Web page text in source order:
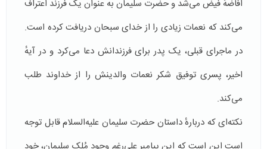
افاضهٔ فیض می‌شد و حضرت سلیمان به عنوان یک فرزند اعتراف
می‌کند که نعمات زیادی را از خدای سبحان دریافت کرده است.
در ماجرای قبلی، یک پدر برای فرزندانش دعا می‌کرد و در آیهٔ
اخیر، پسری توفیق شکر نعمات والدینش را از خداوند طلب
می‌کند.
نکته‌ای که دربارهٔ داستان حضرت سلیمان علیه‌السلام قابل توجه